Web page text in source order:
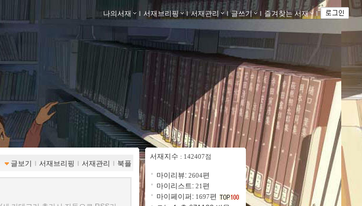
나의서재 ｌ 서재브리핑 ｌ서재관리 ｌ글쓰기 ｌ 즐겨찾는 서재 ｌ
글보기 ｌ 서재브리핑 ｌ 서재관리 ｌ 북플
서재지수 : 142407점
마이리뷰: 2604편
마이리스트: 21편
마이페이퍼: 1697편